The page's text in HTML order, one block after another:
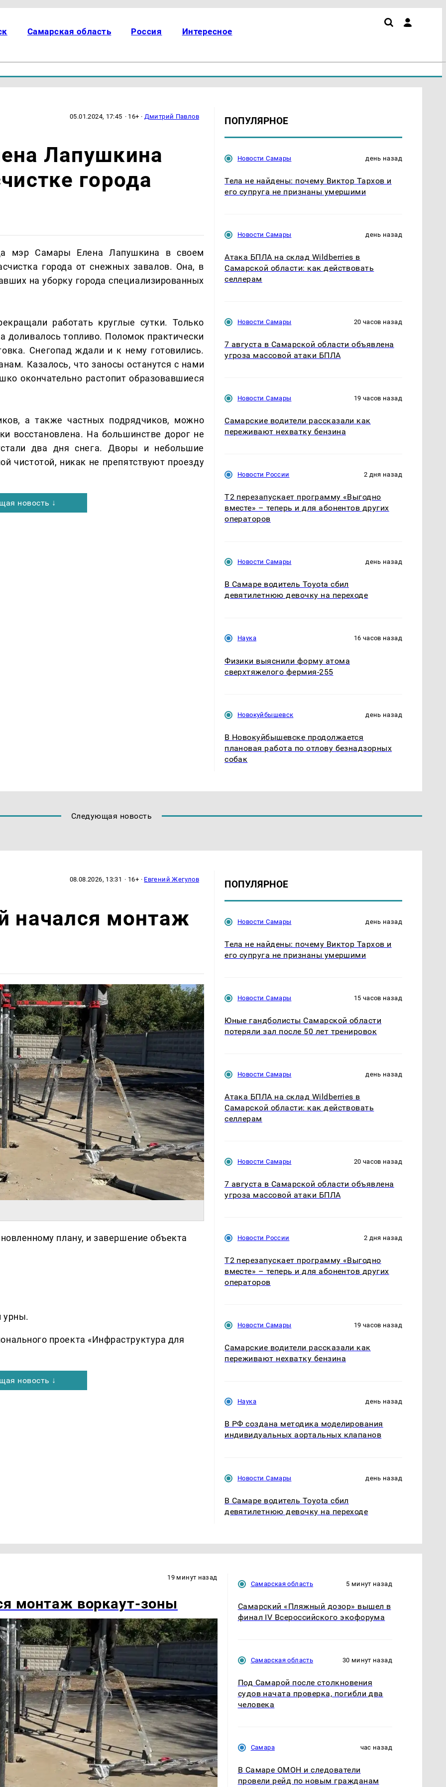
Самарская область Россия Интересное
05.01.2024, 17:45 · 16+ · Дмитрий Павлов
Лапушкина
города
мэр Самары Елена Лапушкина в своем
города от снежных завалов. Она, в
на уборку города специализированных
работать круглые сутки. Только
топливо. Поломок практически
Снегопад ждали и к нему готовились.
Казалось, что заносы останутся с нами
окончательно растопит образовавшиеся
а также частных подрядчиков, можно
восстановлена. На большинстве дорог не
два дня снега. Дворы и небольшие
чистотой, никак не препятствуют проезду
новость ↓
ПОПУЛЯРНОЕ
Новости Самары день назад
Тела не найдены: почему Виктор Тархов и
его супруга не признаны умершими
Новости Самары день назад
Атака БПЛА на склад Wildberries в
Самарской области: как действовать
селлерам
Новости Самары 20 часов назад
7 августа в Самарской области объявлена
угроза массовой атаки БПЛА
Новости Самары 19 часов назад
Самарские водители рассказали как
переживают нехватку бензина
Новости России 2 дня назад
Т2 перезапускает программу «Выгодно
вместе» – теперь и для абонентов других
операторов
Новости Самары день назад
В Самаре водитель Toyota сбил
девятилетнюю девочку на переходе
Наука 16 часов назад
Физики выяснили форму атома
сверхтяжелого фермия-255
Новокуйбышевск день назад
В Новокуйбышевске продолжается
плановая работа по отлову безнадзорных
собак
Следующая новость
08.08.2026, 13:31 · 16+ · Евгений Жегулов
начался монтаж
плану, и завершение объекта
урны.
проекта «Инфраструктура для
новость ↓
ПОПУЛЯРНОЕ
Новости Самары день назад
Тела не найдены: почему Виктор Тархов и
его супруга не признаны умершими
Новости Самары 15 часов назад
Юные гандболисты Самарской области
потеряли зал после 50 лет тренировок
Новости Самары день назад
Атака БПЛА на склад Wildberries в
Самарской области: как действовать
селлерам
Новости Самары 20 часов назад
7 августа в Самарской области объявлена
угроза массовой атаки БПЛА
Новости России 2 дня назад
Т2 перезапускает программу «Выгодно
вместе» – теперь и для абонентов других
операторов
Новости Самары 19 часов назад
Самарские водители рассказали как
переживают нехватку бензина
Наука день назад
В РФ создана методика моделирования
индивидуальных аортальных клапанов
Новости Самары день назад
В Самаре водитель Toyota сбил
девятилетнюю девочку на переходе
19 минут назад
монтаж воркаут-зоны
Самарская область 5 минут назад
Самарский «Пляжный дозор» вышел в
финал IV Всероссийского экофорума
Самарская область 30 минут назад
Под Самарой после столкновения
судов начата проверка, погибли два
человека
Самара час назад
В Самаре ОМОН и следователи
провели рейд по новым гражданам